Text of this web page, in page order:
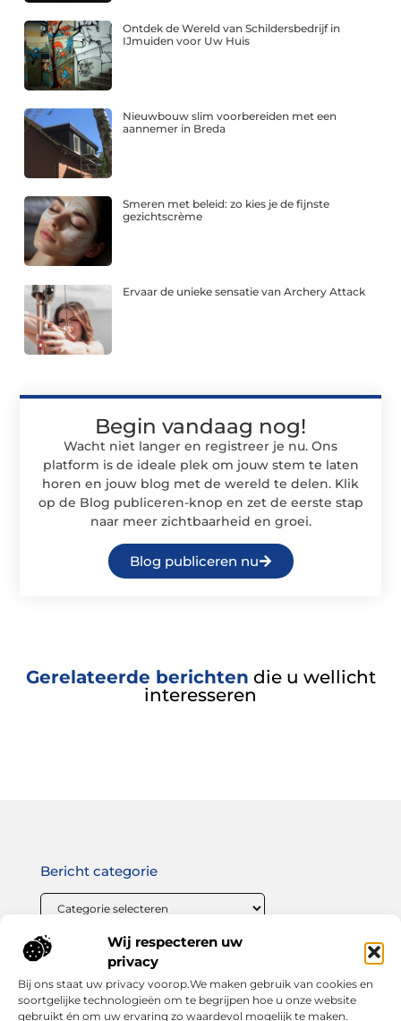
Wij respecteren uw
privacy
Bij ons staat uw privacy voorop.We maken gebruik van cookies en
soortgelijke technologieën om te begrijpen hoe u onze website
gebruikt én om uw ervaring zo waardevol mogelijk te maken.
Ontdek de Wereld van Schildersbedrijf in
IJmuiden voor Uw Huis
Nieuwbouw slim voorbereiden met een
aannemer in Breda
Smeren met beleid: zo kies je de fijnste
gezichtscrème
Ervaar de unieke sensatie van Archery Attack
Begin vandaag nog!
Wacht niet langer en registreer je nu. Ons
platform is de ideale plek om jouw stem te laten
horen en jouw blog met de wereld te delen. Klik
op de Blog publiceren-knop en zet de eerste stap
naar meer zichtbaarheid en groei.
Blog publiceren nu
Gerelateerde berichten die u wellicht
interesseren
Onze informatie
Bericht categorie